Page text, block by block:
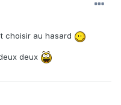
choisir au hasard
deux